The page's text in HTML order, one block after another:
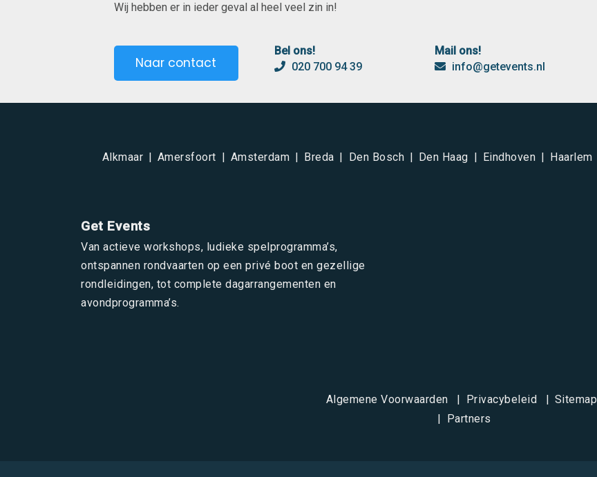
Wij hebben er in ieder geval al heel veel zin in!
Naar contact
Bel ons!
020 700 94 39
Mail ons!
info@getevents.nl
Alkmaar Amersfoort Amsterdam Breda Den Bosch Den Haag Eindhoven Haarlem
Get Events
Van actieve workshops, ludieke spelprogramma’s,
ontspannen rondvaarten op een privé boot en gezellige
rondleidingen, tot complete dagarrangementen en
avondprogramma’s.
Algemene Voorwaarden Privacybeleid
Sitemap
Partners